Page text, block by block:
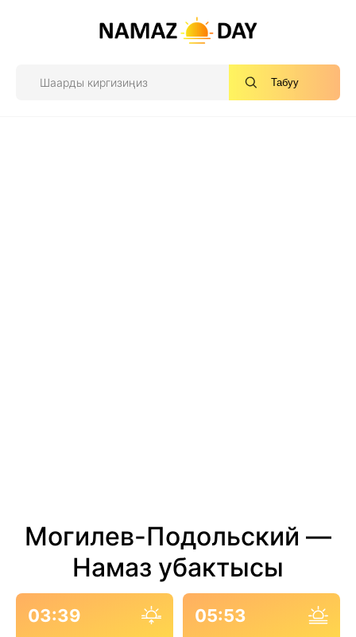
Табуу
Могилев-Подольский —
Намаз убактысы
03:39 05:53